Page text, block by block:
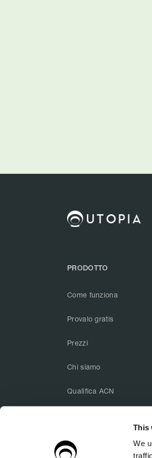
This
We
PRODOTTO
Come funziona
Provalo gratis
Prezzi
Chi siamo
Qualifica ACN
